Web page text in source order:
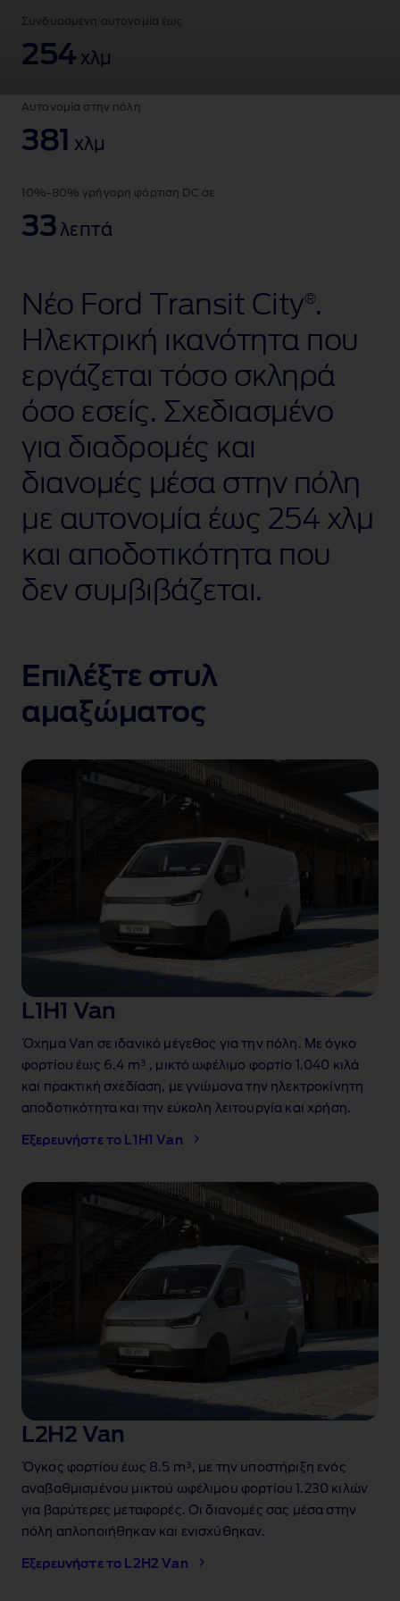
City
including
chassis
cab.
Συνδυασμένη αυτονομία έως
254 χλμ
Αυτονομία στην πόλη
381 χλμ
10%-80% γρήγορη φόρτιση DC σε
33 λεπτά
Νέο Ford Transit City®.
Ηλεκτρική ικανότητα που
εργάζεται τόσο σκληρά
όσο εσείς. Σχεδιασμένο
για διαδρομές και
διανομές μέσα στην πόλη
με αυτονομία έως 254 χλμ
και αποδοτικότητα που
δεν συμβιβάζεται.
Επιλέξτε στυλ
αμαξώματος
L1H1 Van
Όχημα Van σε ιδανικό μέγεθος για την πόλη. Με όγκο
φορτίου έως 6.4 m³ , μικτό ωφέλιμο φορτίο 1.040 κιλά
και πρακτική σχεδίαση, με γνώμονα την ηλεκτροκίνητη
αποδοτικότητα και την εύκολη λειτουργία και χρήση.
Εξερευνήστε το L1H1 Van
L2H2 Van
Όγκος φορτίου έως 8.5 m³, με την υποστήριξη ενός
αναβαθμισμένου μικτού ωφέλιμου φορτίου 1.230 κιλών
για βαρύτερες μεταφορές. Οι διανομές σας μέσα στην
πόλη απλοποιήθηκαν και ενισχύθηκαν.
Εξερευνήστε το L2H2 Van